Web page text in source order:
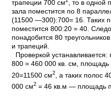
трапеции 700 см
, то в одной
зала поместится по 8
(11500 —300):700= 16. Таких
поместится 800:20 = 40.
понадобится 80
и трапеций.
Проверкой
800 = 460 000 кв. см,
20=11500 см2
, а таких полос
000 см2 = 46 кв.м — площадь